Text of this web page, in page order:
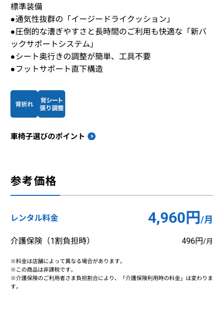
標準装備
●通気性抜群の「イージードライクッション」
●圧倒的な漕ぎやすさと長時間のご利用も快適な「新バ
ックサポートシステム」
●シート奥行きの調整が簡単、工具不要
●フットサポート直下構造
車椅子選びのポイント
参考価格
レンタル料金 4,960円 /月
介護保険（1割負担時） 496円/月
※料金は店舗によって異なる場合があります。
※この商品は非課税です。
※介護保険のご利用者さま負担割合により、「介護保険利用時の料金」は変わりま
す。